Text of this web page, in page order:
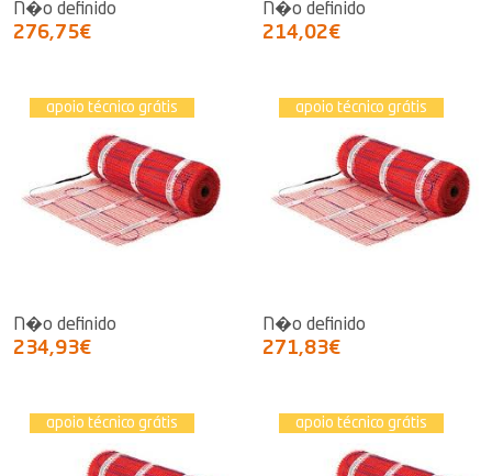
N�o definido
276,75€
N�o definido
214,02€
apoio técnico grátis
N�o definido
234,93€
apoio técnico grátis
N�o definido
271,83€
apoio técnico grátis apoio técnico grátis